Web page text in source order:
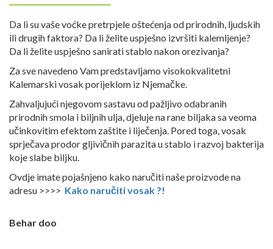
Da li su vaše voćke pretrpjele oštećenja od prirodnih, ljudskih
ili drugih faktora? Da li želite uspješno izvršiti kalemljenje?
Da li želite uspješno sanirati stablo nakon orezivanja?
Za sve navedeno Vam predstavljamo visokokvalitetni
Kalemarski vosak porijeklom iz Njemačke.
Zahvaljujući njegovom sastavu od pažljivo odabranih
prirodnih smola i biljnih ulja, djeluje na rane biljaka sa veoma
učinkovitim efektom zaštite i liječenja. Pored toga, vosak
sprječava prodor gljivičnih parazita u stablo i razvoj bakterija
koje slabe biljku.
Ovdje imate pojašnjeno kako naručiti naše proizvode na
adresu >>>> Kako naručiti vosak ?!
Behar doo